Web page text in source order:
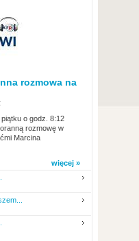
rozmowa na
o godz. 8:12
rozmowę w
Marcina
więcej »